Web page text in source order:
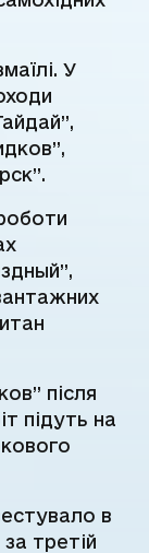
У
після
підуть на
в
третій